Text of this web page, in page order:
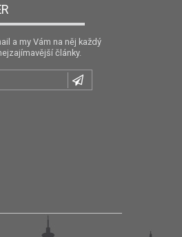
a my Vám na něj každý
články.